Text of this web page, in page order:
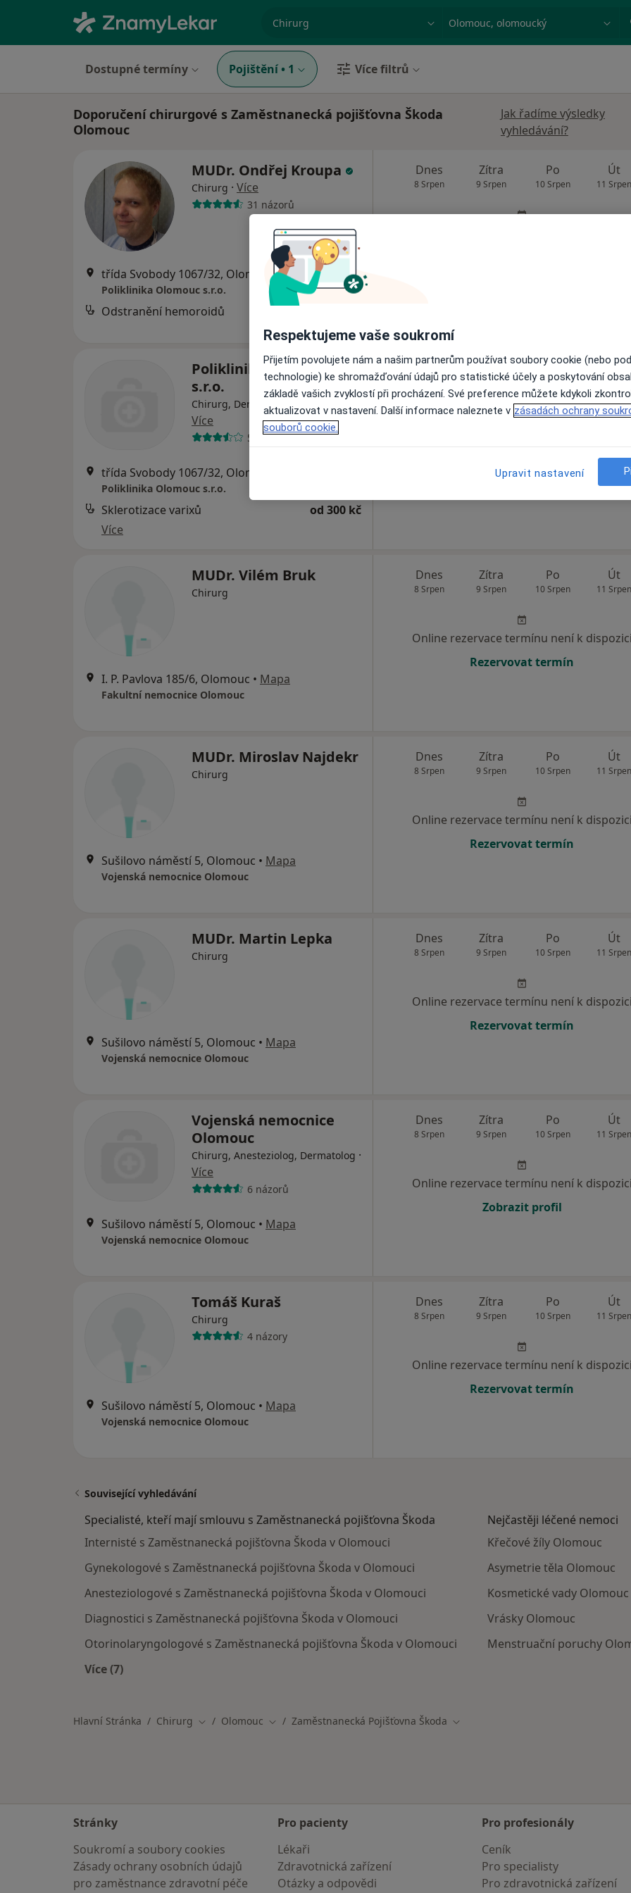
Město nebo region
Dostupné termíny Pojištění • 1 Více filtrů
Doporučení chirurgové s Zaměstnanecká pojišťovna Škoda
Olomouc
Jak řadíme výsledky
vyhledávání?
MUDr. Ondřej Kroupa
Chirurg · Více
31 názorů
třída Svobody 1067/32, Olomouc•Mapa
Poliklinika Olomouc s.r.o.
Odstranění hemoroidů
Dnes
8 Srpen
Zítra
9 Srpen
Po
10 Srpen
Út
11 Srpen
Poliklinika Olomouc
s.r.o.
Chirurg, Dermatolog, Diagnostik ·
Více
57 názorů
třída Svobody 1067/32, Olomouc
Poliklinika Olomouc s.r.o.
Sklerotizace varixů
od 300 kč
Více
Dnes
8 Srpen
Zítra
9 Srpen
Po
10 Srpen
Út
11 Srpen
MUDr. Vilém Bruk
Chirurg
I. P. Pavlova 185/6, Olomouc • Mapa
Fakultní nemocnice Olomouc
Dnes
8 Srpen
Zítra
9 Srpen
Po
10 Srpen
Út
11 Srpen
Online rezervace termínu není k dispozici
Rezervovat termín
MUDr. Miroslav Najdekr
Chirurg
Sušilovo náměstí 5, Olomouc • Mapa
Vojenská nemocnice Olomouc
Dnes
8 Srpen
Zítra
9 Srpen
Po
10 Srpen
Út
11 Srpen
Online rezervace termínu není k dispozici
Rezervovat termín
MUDr. Martin Lepka
Chirurg
Sušilovo náměstí 5, Olomouc • Mapa
Vojenská nemocnice Olomouc
Dnes
8 Srpen
Zítra
9 Srpen
Po
10 Srpen
Út
11 Srpen
Online rezervace termínu není k dispozici
Rezervovat termín
Vojenská nemocnice
Olomouc
Chirurg, Anesteziolog, Dermatolog ·
Více
6 názorů
Sušilovo náměstí 5, Olomouc • Mapa
Vojenská nemocnice Olomouc
Dnes
8 Srpen
Zítra
9 Srpen
Po
10 Srpen
Út
11 Srpen
Online rezervace termínu není k dispozici
Zobrazit profil
Tomáš Kuraš
Chirurg
4 názory
Sušilovo náměstí 5, Olomouc • Mapa
Vojenská nemocnice Olomouc
Dnes
8 Srpen
Zítra
9 Srpen
Po
10 Srpen
Út
11 Srpen
Online rezervace termínu není k dispozici
Rezervovat termín
Související vyhledávání
Specialisté, kteří mají smlouvu s Zaměstnanecká pojišťovna Škoda
Internisté s Zaměstnanecká pojišťovna Škoda v Olomouci
Gynekologové s Zaměstnanecká pojišťovna Škoda v Olomouci
Anesteziologové s Zaměstnanecká pojišťovna Škoda v Olomouci
Diagnostici s Zaměstnanecká pojišťovna Škoda v Olomouci
Otorinolaryngologové s Zaměstnanecká pojišťovna Škoda v Olomouci
Více (7)
Nejčastěji léčené nemoci
Křečové žíly Olomouc
Asymetrie těla Olomouc
Kosmetické vady Olomouc
Vrásky Olomouc
Menstruační poruchy
Hlavní Stránka Chirurg Změna města
Olomouc Změna města
Zaměstnanecká Pojišťovna Škoda Změna města
Stránky
Soukromí a soubory cookies
Zásady ochrany osobních údajů
pro zaměstnance zdravotní péče
Pro pacienty
Lékaři
Zdravotnická zařízení
Otázky a odpovědi
Pro profesionály
Ceník
Pro specialisty
Pro zdravotnická zařízení
Respektujeme vaše soukromí
Přijetím povolujete nám a našim partnerům používat soubory cookie (nebo
technologie) ke shromažďování údajů pro statistické účely a poskytování
základě vašich zvyklostí při procházení. Své preference můžete kdykoli
aktualizovat v nastavení. Další informace naleznete v zásadách ochrany
souborů cookie.
Upravit nastavení